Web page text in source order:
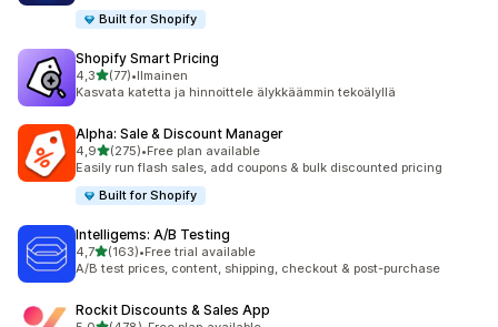
Built for Shopify
Shopify Smart Pricing
4,3/ 5 tähteä
(77)
77 arvostelua yhteensä
•Ilmainen
Kasvata katetta ja hinnoittele älykkäämmin tekoälyllä
Alpha: Sale & Discount Manager
4,9/ 5 tähteä
(275)
275 arvostelua yhteensä
•Free plan available
Easily run flash sales, add coupons & bulk discounted pricing
Built for Shopify
Intelligems: A/B Testing
4,7/ 5 tähteä
(163)
163 arvostelua yhteensä
•Free trial available
A/B test prices, content, shipping, checkout & post-purchase
Rockit Discounts & Sales App